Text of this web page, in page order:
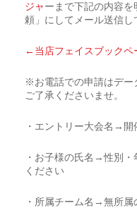
ジャーまで下記の内容
頼」にしてメール送信し
←当店フェイスブックペ
※お電話での申請はデー
ご了承くださいませ。
・エントリー大会名→
・お子様の氏名→性別
ください
・所属チーム名→無所